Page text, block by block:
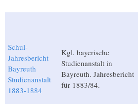
Schul-
Jahresbericht
Bayreuth
Studienanstalt
1883-1884
Kgl. bayerische
Studienanstalt in
Bayreuth. Jahresbericht
für 1883/84.